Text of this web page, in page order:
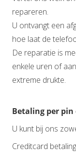
repareren.
U ontvangt een
hoe laat de
De reparatie is
enkele uren of
extreme drukte.
Betaling per
U kunt bij ons
Creditcard